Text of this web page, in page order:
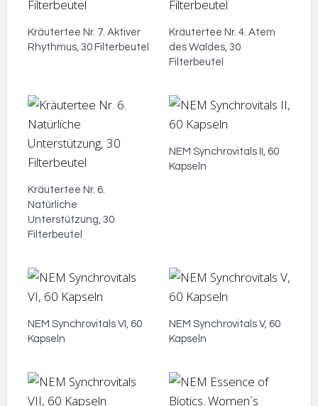
Kräutertee Nr. 7. Aktiver
Rhythmus, 30 Filterbeutel
Kräutertee Nr. 4. Atem
des Waldes, 30
Filterbeutel
Kräutertee Nr. 6.
Natürliche
Unterstützung, 30
Filterbeutel
NEM Synchrovitals II, 60
Kapseln
NEM Synchrovitals VI, 60
Kapseln
NEM Synchrovitals V, 60
Kapseln